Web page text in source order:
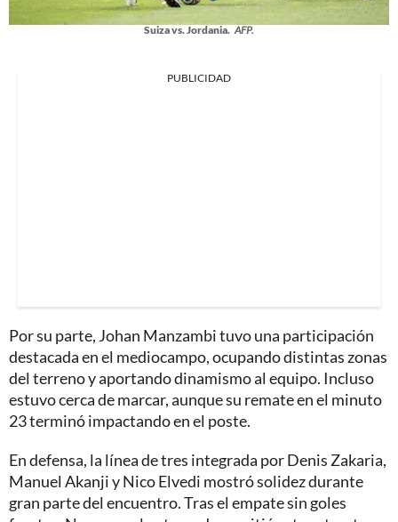
Suiza vs. Jordania. AFP.
PUBLICIDAD
Por su parte, Johan Manzambi tuvo una participación
destacada en el mediocampo, ocupando distintas zonas
del terreno y aportando dinamismo al equipo. Incluso
estuvo cerca de marcar, aunque su remate en el minuto
23 terminó impactando en el poste.
En defensa, la línea de tres integrada por Denis Zakaria,
Manuel Akanji y Nico Elvedi mostró solidez durante
gran parte del encuentro. Tras el empate sin goles